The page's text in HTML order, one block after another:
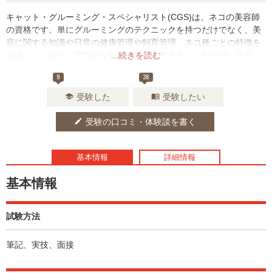
...続きを読む
キャット・グルーミング・スペシャリスト(CGS)は、ネコの美容師
の資格です。単にグルーミングのテクニックを持つだけでなく、美
容に関する知識や日常の健康管理や飼育管理、ネコ種ごとの特徴を
知識として知り、専門的な知識と技術を有することを証明します。
9
school 受験した
38
menu_book 受験したい
edit 受験の口コミ・体験談を書く
基本情報 詳細情報
基本情報
試験方法
筆記、実技、面接